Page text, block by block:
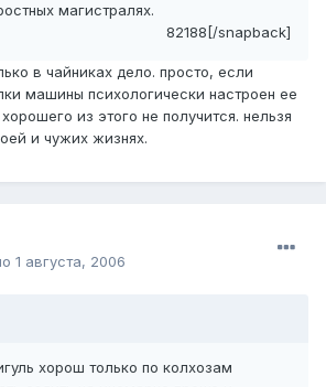
магистралях.
82188[/snapback]
в чайниках дело. просто, если
машины психологически настроен ее
из этого не получится. нельзя
и чужих жизнях.
1 августа, 2006
хорош только по колхозам